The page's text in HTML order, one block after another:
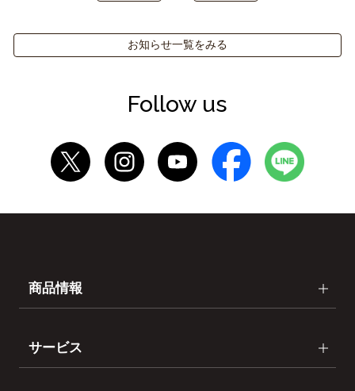
お知らせ一覧をみる
Follow us
商品情報
サービス